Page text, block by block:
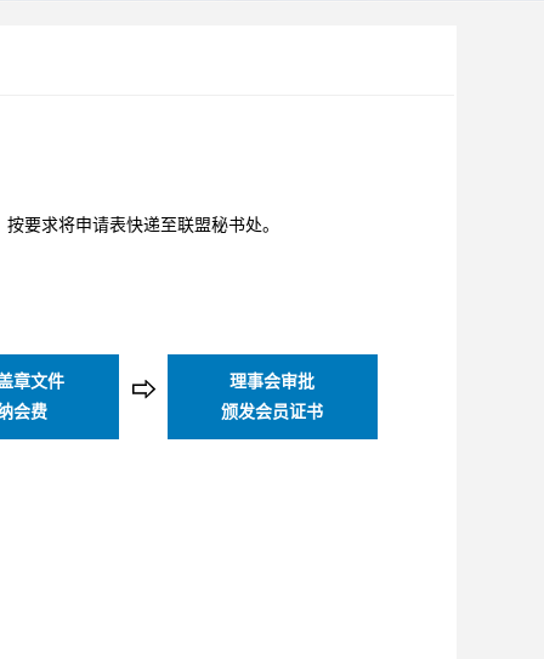
要求将申请表快递至联盟秘书处。
章文件
会费
⇨
理事会审批
颁发会员证书